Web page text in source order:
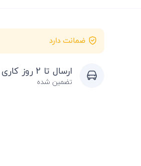
ضمانت دارد
ارسال تا 2 روز کاری
تضمین شده